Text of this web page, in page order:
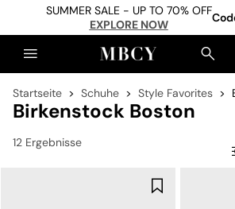
SUMMER SALE - UP TO 70% OFF
EXPLORE NOW
Startseite Schuhe Style Favorites
Birkenstock Boston
12 Ergebnisse